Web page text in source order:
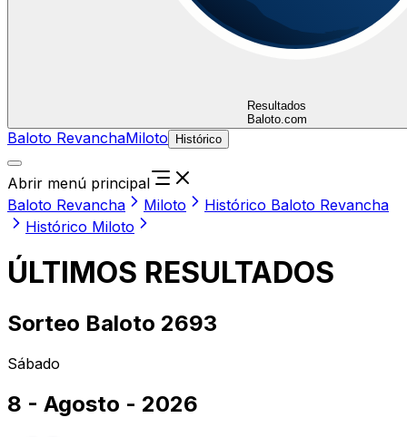
Resultados
Baloto.com
Baloto RevanchaMiloto Histórico
Abrir menú principal
Baloto Revancha
Miloto
Histórico Baloto Revancha
Histórico Miloto
ÚLTIMOS RESULTADOS
Sorteo Baloto 2693
Sábado
8 - Agosto - 2026